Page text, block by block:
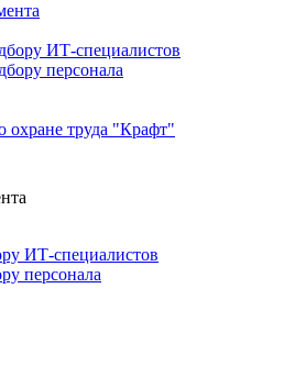
ИТ-специалистов
персонала
охране труда "Крафт"
ИТ-специалистов
персонала